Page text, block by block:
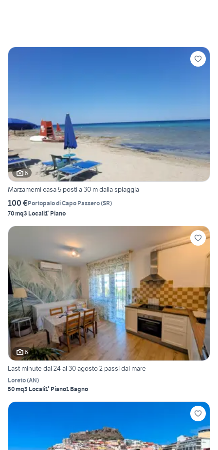
6
Marzamemi casa 5 posti a 30 m dalla spiaggia
100 €Portopalo di Capo Passero(SR)
70 mq3 Locali1° Piano
6
Last minute dal 24 al 30 agosto 2 passi dal mare
Loreto(AN)
50 mq3 Locali1° Piano1 Bagno